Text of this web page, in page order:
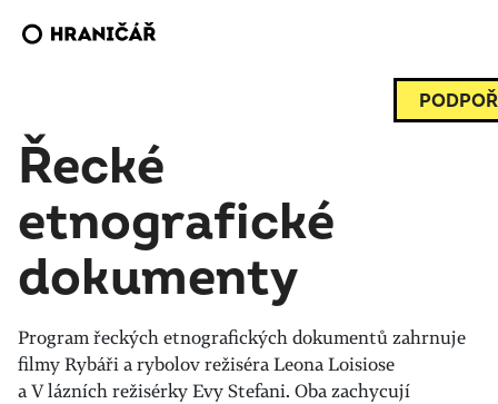
Řecké
etnografické
dokumenty
Program řeckých etnografických dokumentů zahrnuje
filmy Rybáři a rybolov režiséra Leona Loisiose
a V lázních režisérky Evy Stefani. Oba zachycují